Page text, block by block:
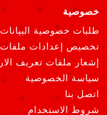
خصوصية
طلبات خصوصية البيانات
تخصيص إعدادات ملفات
إشعار ملفات تعريف
سياسة الخصوصية
اتصل بنا
شروط الاستخدام